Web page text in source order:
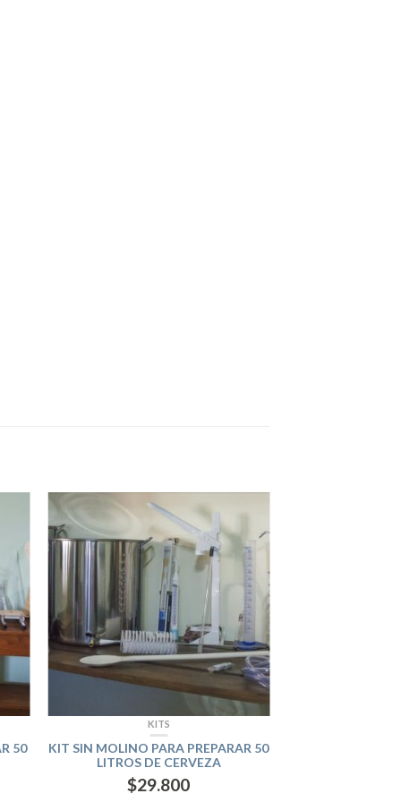
50
KITS
KIT SIN MOLINO PARA PREPARAR 50
LITROS DE CERVEZA
$29.800